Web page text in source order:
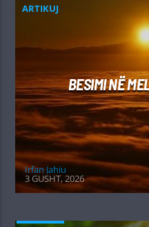
ARTIKUJ
BESIMI NË
Irfan Jahiu
3 GUSHT, 2026